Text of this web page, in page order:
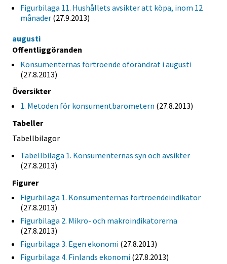
Figurbilaga 11. Hushållets avsikter att köpa, inom 12
månader (27.9.2013)
augusti
Offentliggöranden
Konsumenternas förtroende oförändrat i augusti
(27.8.2013)
Översikter
1. Metoden för konsumentbarometern (27.8.2013)
Tabeller
Tabellbilagor
Tabellbilaga 1. Konsumenternas syn och avsikter
(27.8.2013)
Figurer
Figurbilaga 1. Konsumenternas förtroendeindikator
(27.8.2013)
Figurbilaga 2. Mikro- och makroindikatorerna
(27.8.2013)
Figurbilaga 3. Egen ekonomi (27.8.2013)
Figurbilaga 4. Finlands ekonomi (27.8.2013)